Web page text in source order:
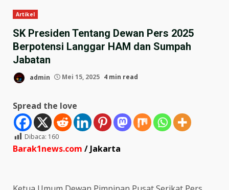
Artikel
SK Presiden Tentang Dewan Pers 2025
Berpotensi Langgar HAM dan Sumpah
Jabatan
admin Mei 15, 2025 4 min read
Spread the love
Dibaca: 160
Barak1news.com / Jakarta